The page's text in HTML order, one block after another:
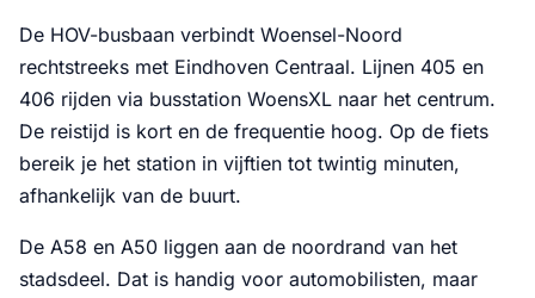
De HOV-busbaan verbindt Woensel-Noord
rechtstreeks met Eindhoven Centraal. Lijnen 405 en
406 rijden via busstation WoensXL naar het centrum.
De reistijd is kort en de frequentie hoog. Op de fiets
bereik je het station in vijftien tot twintig minuten,
afhankelijk van de buurt.
De A58 en A50 liggen aan de noordrand van het
stadsdeel. Dat is handig voor automobilisten, maar